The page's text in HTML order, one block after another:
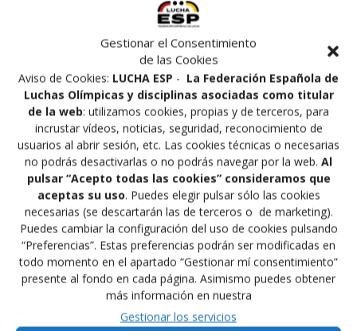
Gestionar el Consentimiento
de las Cookies
Aviso de Cookies: LUCHA ESP - La Federación Española de
Luchas Olímpicas y disciplinas asociadas como titular
de la web: utilizamos cookies, propias y de terceros, para
incrustar vídeos, noticias, seguridad, reconocimiento de
usuarios al abrir sesión, etc. Las cookies técnicas o necesarias
no podrás desactivarlas o no podrás navegar por la web. Al
pulsar “Acepto todas las cookies” consideramos que
aceptas su uso. Puedes elegir pulsar sólo las cookies
necesarias (se descartarán las de terceros o de marketing).
Puedes cambiar la configuración del uso de cookies pulsando
“Preferencias”. Estas preferencias podrán ser modificadas en
todo momento en el apartado “Gestionar mí consentimiento”
presente al fondo en cada página. Asimismo puedes obtener
más información en nuestra
Gestionar los servicios
CAMPUS
INTERNACIONAL
porenUncategorizeden 25/06/2014 0
Navegación
de
entradas
Anterior:
Entrada
anterior:
III GALA DEL DEPORTE
FEMENINO EN GALICIA
Siguiente:
entrada:
CONVENIO
UNIVERSIDAD CAMILO
JOSE CELA
Financiado por la Unión Europea –